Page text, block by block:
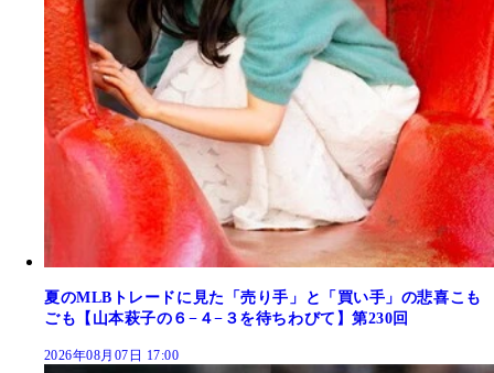
夏のMLBトレードに見た「売り手」と「買い手」の悲喜こも
ごも【山本萩子の６−４−３を待ちわびて】第230回
2026年08月07日 17:00